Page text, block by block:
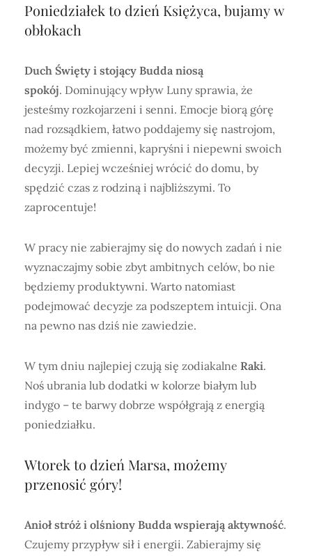
Poniedziałek to dzień Księżyca, bujamy w
obłokach
Duch Święty i stojący Budda niosą
spokój. Dominujący wpływ Luny sprawia, że
jesteśmy rozkojarzeni i senni. Emocje biorą górę
nad rozsądkiem, łatwo poddajemy się nastrojom,
możemy być zmienni, kapryśni i niepewni swoich
decyzji. Lepiej wcześniej wrócić do domu, by
spędzić czas z rodziną i najbliższymi. To
zaprocentuje!
W pracy nie zabierajmy się do nowych zadań i nie
wyznaczajmy sobie zbyt ambitnych celów, bo nie
będziemy produktywni. Warto natomiast
podejmować decyzje za podszeptem intuicji. Ona
na pewno nas dziś nie zawiedzie.
W tym dniu najlepiej czują się zodiakalne Raki.
Noś ubrania lub dodatki w kolorze białym lub
indygo – te barwy dobrze współgrają z energią
poniedziałku.
Wtorek to dzień Marsa, możemy
przenosić góry!
Anioł stróż i olśniony Budda wspierają aktywność.
Czujemy przypływ sił i energii. Zabierajmy się